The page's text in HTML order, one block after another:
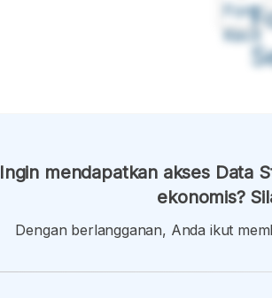
Font
Kecil
Ingin mendapatkan akses Data
ekonomis?
Dengan berlangganan, Anda ikut